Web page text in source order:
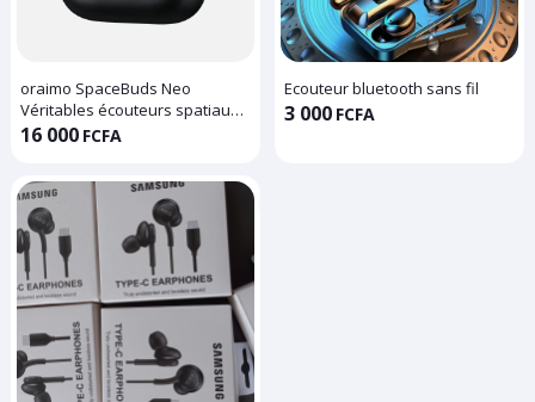
oraimo SpaceBuds Neo
Véritables écouteurs spatiaux
sans fil
16 000 FCFA
Ecouteur bluetooth sans fil
3 000 FCFA